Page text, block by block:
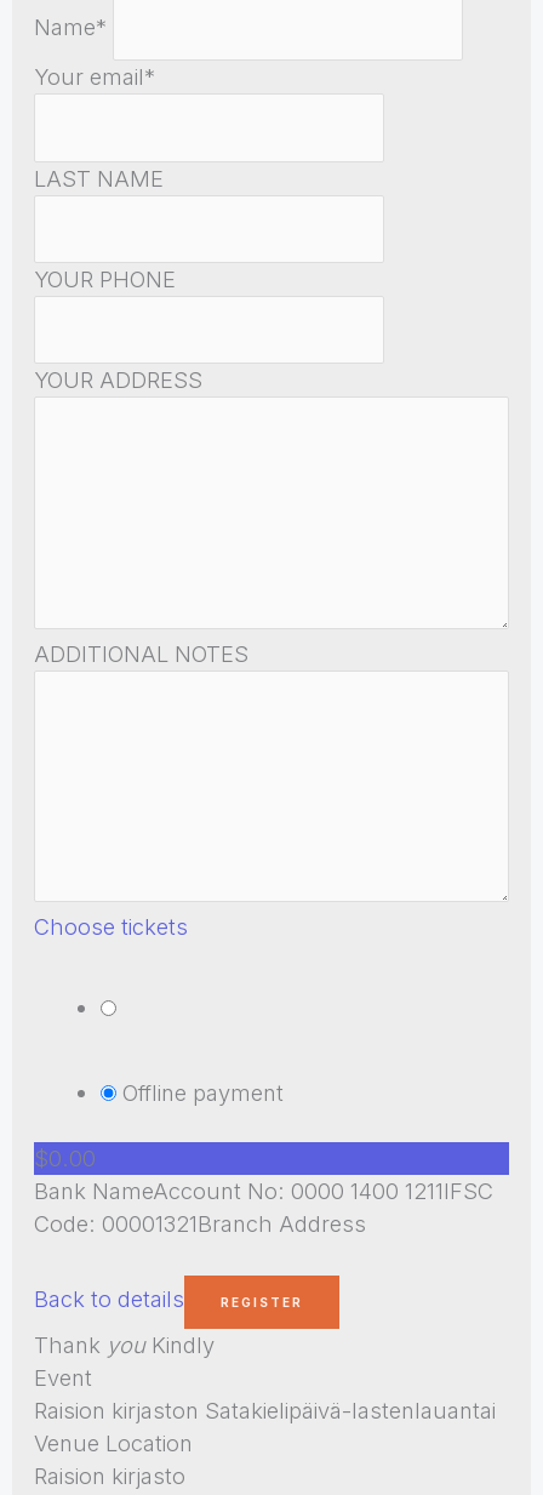
Name*
Your email*
LAST NAME
YOUR PHONE
YOUR ADDRESS
ADDITIONAL NOTES
Choose tickets
Offline payment
$0.00
Bank NameAccount No: 0000 1400 1211IFSC
Code: 00001321Branch Address
Back to details
Thank youKindly
Event
Raision kirjaston Satakielipäivä-lastenlauantai
Venue Location
Raision kirjasto